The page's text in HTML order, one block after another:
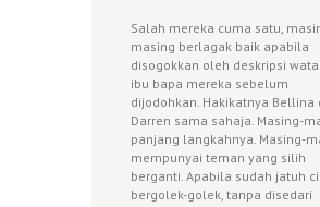
Salah mereka cuma satu,
masing berlagak baik apabila
disogokkan oleh deskripsi
ibu bapa mereka sebelum
dijodohkan. Hakikatnya Bellina
Darren sama sahaja. Masing-
panjang langkahnya. Masing-
mempunyai teman yang silih
berganti. Apabila sudah jatuh
bergolek-golek, tanpa disedari